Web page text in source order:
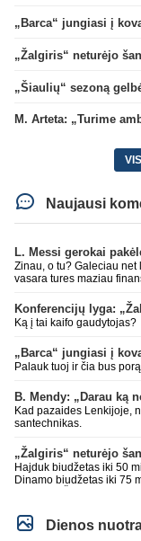
„Barca“ jungiasi į
„Žalgiris“ neturėjo
„Šiaulių“ sezoną
M. Arteta: „Turime
Naujausi
Zinau, o tu? Galeciau
vasara tures maziau
Ką į tai kaifo gaudytojas?
„Barca“ jungiasi į
Palauk tuoj ir čia bus
Kad pazaides Lenkijoje,
santechnikas.
„Žalgiris“ neturėjo
Hajduk biudžetas iki 50
Dinamo biudžetas iki 75
nebuvo ir nebus. Realu
rezultato.Dienos